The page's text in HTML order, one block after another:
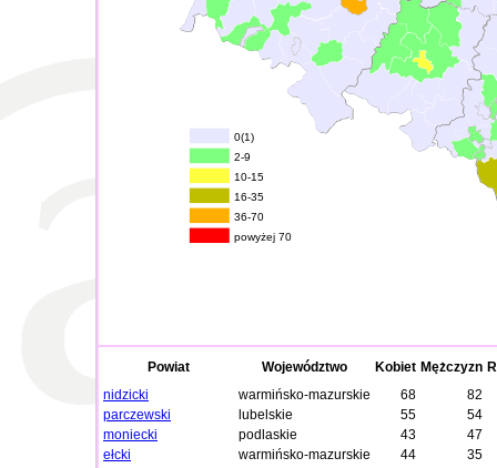
0(1)
2-9
10-15
16-35
36-70
powyżej 70
Powiat Województwo Kobiet Mężczyzn
nidzicki
warmińsko-mazurskie 68
82
parczewski
lubelskie 55
54
moniecki
podlaskie 43
47
ełcki
warmińsko-mazurskie 44
35